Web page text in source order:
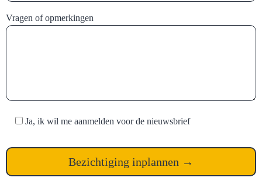
Vragen of opmerkingen
Ja, ik wil me aanmelden voor de nieuwsbrief